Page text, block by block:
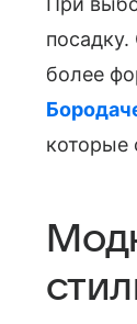
более
которые